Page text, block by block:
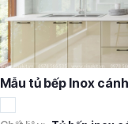
Mẫu tủ bếp Inox